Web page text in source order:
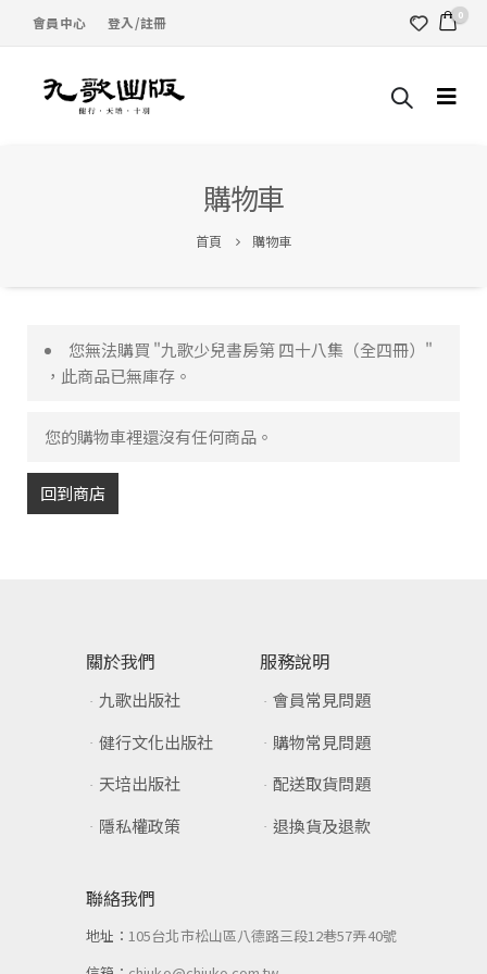
會員中心 登入/註冊 0
購物車
首頁 購物車
您無法購買 "九歌少兒書房第 四十八集（全四冊）"
，此商品已無庫存。
您的購物車裡還沒有任何商品。
回到商店
關於我們
九歌出版社
健行文化出版社
天培出版社
隱私權政策
服務說明
會員常見問題
購物常見問題
配送取貨問題
退換貨及退款
聯絡我們
地址：105台北市松山區八德路三段12巷57弄40號